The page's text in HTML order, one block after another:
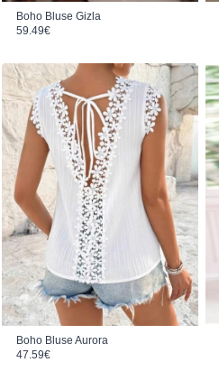
Boho Bluse Gizla
59.49€
Boho Bluse Aurora
47.59€